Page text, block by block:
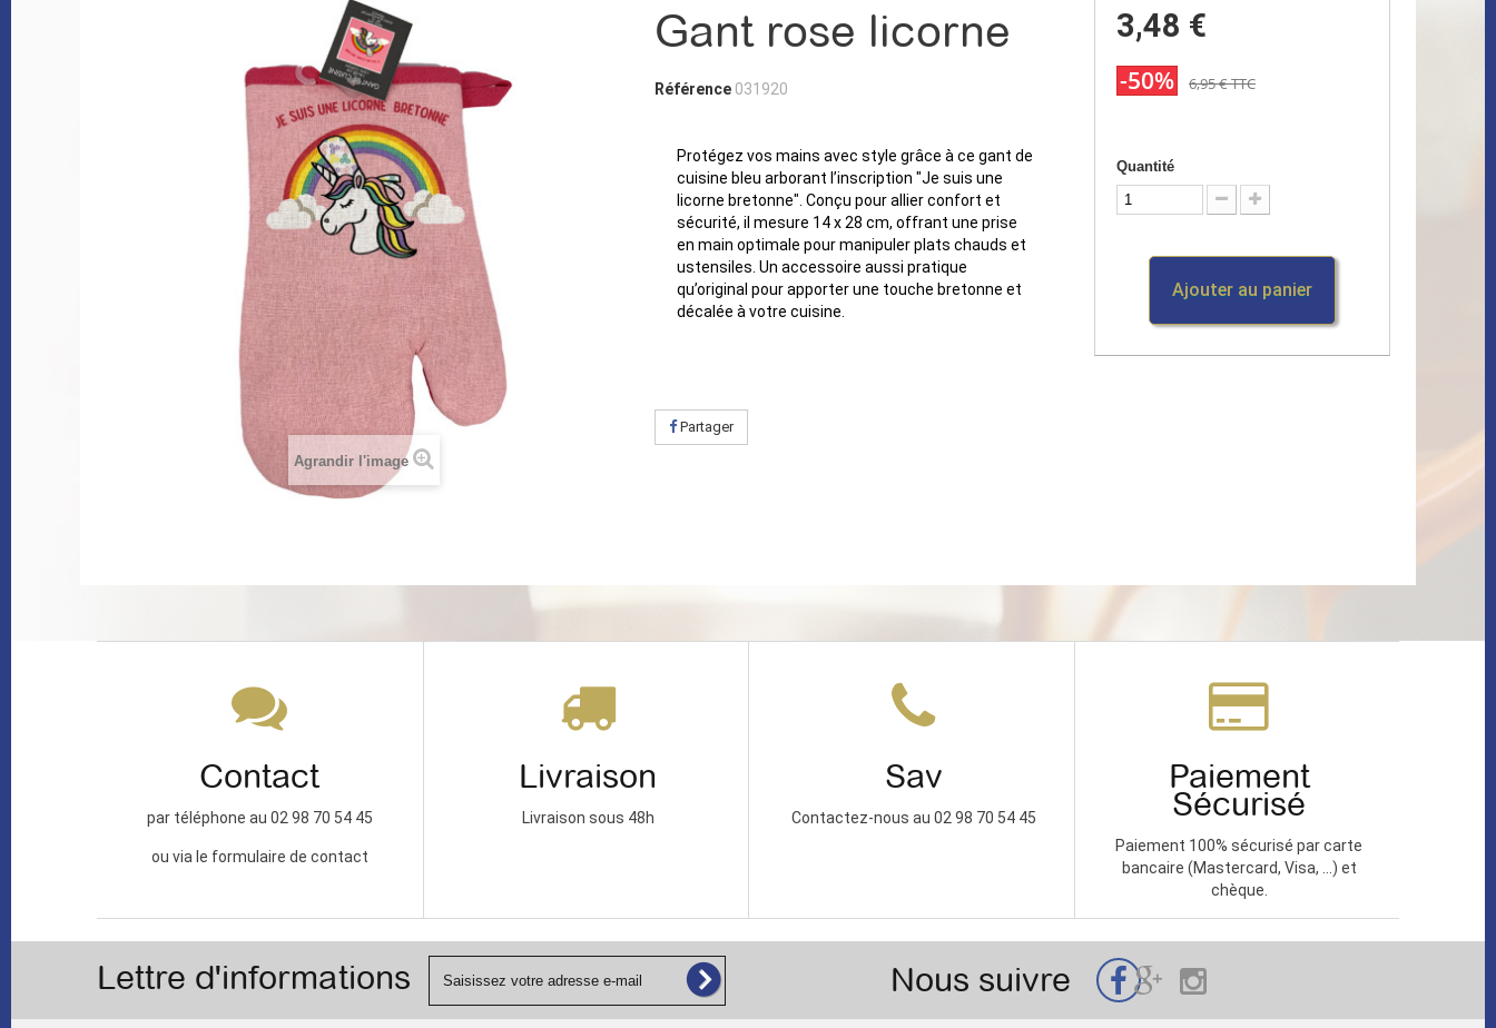
Agrandir l'image
Gant rose licorne
Référence 031920
Protégez vos mains avec style grâce à ce gant de
cuisine bleu arborant l’inscription "Je suis une
licorne bretonne". Conçu pour allier confort et
sécurité, il mesure 14 x 28 cm, offrant une prise
en main optimale pour manipuler plats chauds et
ustensiles. Un accessoire aussi pratique
qu’original pour apporter une touche bretonne et
décalée à votre cuisine.
Partager
3,48 €
-50% 6,95 €TTC
Quantité
Ajouter au panier
Contact
par téléphone au 02 98 70 54 45
ou via le formulaire de contact
Livraison
Livraison sous 48h
Sav
Contactez-nous au 02 98 70 54 45
Paiement
Sécurisé
Paiement 100% sécurisé par carte
bancaire (Mastercard, Visa, ...) et
chèque.
Lettre d'informations Nous suivre